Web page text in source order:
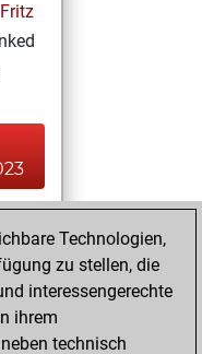
Fritz
a
2
Technologien,
zu stellen, die
interessengerechte
ihrem
technisch